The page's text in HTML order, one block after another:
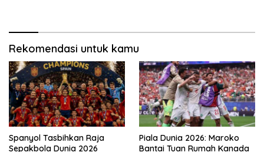
Rekomendasi untuk kamu
Spanyol Tasbihkan Raja
Sepakbola Dunia 2026
Piala Dunia 2026: Maroko
Bantai Tuan Rumah Kanada